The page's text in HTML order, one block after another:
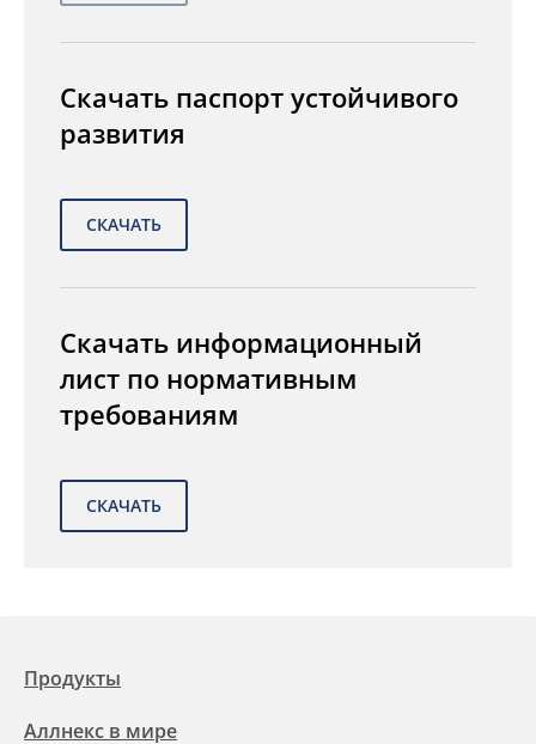
Скачать паспорт устойчивого
развития
Скачать информационный
лист по нормативным
требованиям
Продукты
Аллнекс в мире